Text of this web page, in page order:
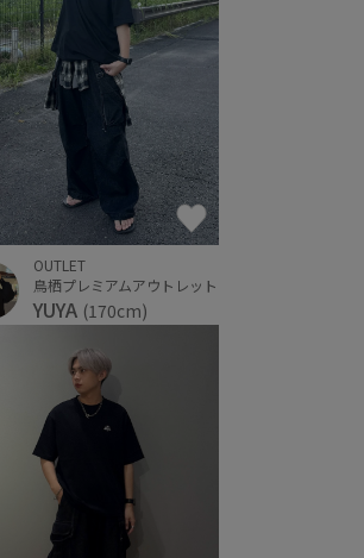
OUTLET
鳥栖プレミアムアウトレット
YUYA (170cm)